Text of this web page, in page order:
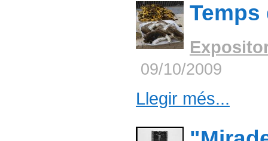
Temps
09/10/2009
Llegir més...